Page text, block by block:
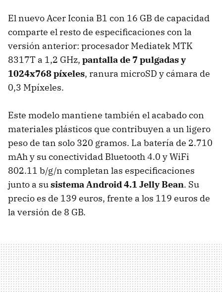
El nuevo Acer Iconia B1 con 16 GB de capacidad
comparte el resto de especificaciones con la
versión anterior: procesador Mediatek MTK
8317T a 1,2 GHz, pantalla de 7 pulgadas y
1024x768 píxeles, ranura microSD y cámara de
0,3 Mpíxeles.
Este modelo mantiene también el acabado con
materiales plásticos que contribuyen a un ligero
peso de tan solo 320 gramos. La batería de 2.710
mAh y su conectividad Bluetooth 4.0 y WiFi
802.11 b/g/n completan las especificaciones
junto a susistema Android 4.1 Jelly Bean. Su
precio es de 139 euros, frente a los 119 euros de
la versión de 8 GB.